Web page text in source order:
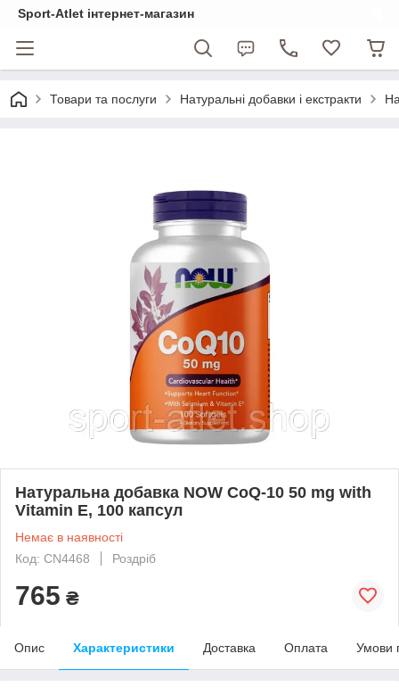
Sport-Atlet інтернет-магазин
Товари та послуги Натуральні добавки і екстракти
Натуральна добавка NOW CoQ-10 50 mg with
Vitamin E, 100 капсул
Немає в наявності
Код: CN4468
Роздріб
765 ₴
Опис Характеристики Доставка Оплата Умови